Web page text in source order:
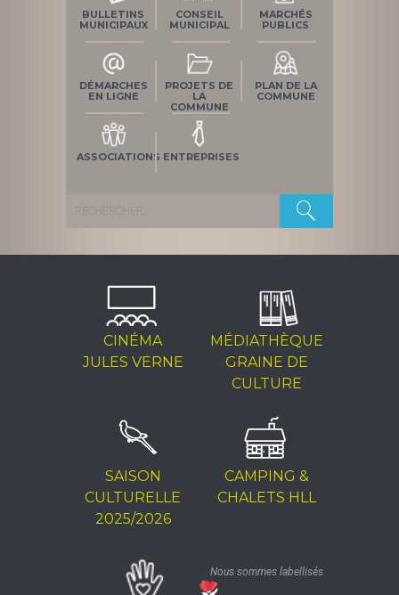
BULLETINS
MUNICIPAUX
CONSEIL
MUNICIPAL
MARCHÉS
PUBLICS
DÉMARCHES
EN LIGNE
PROJETS DE
LA
COMMUNE
PLAN DE LA
COMMUNE
ASSOCIATIONS ENTREPRISES
Rechercher :
CINÉMA
JULES VERNE
MÉDIATHÈQUE
GRAINE DE
CULTURE
SAISON
CULTURELLE
2025/2026
CAMPING &
CHALETS HLL
Nous sommes labellisés